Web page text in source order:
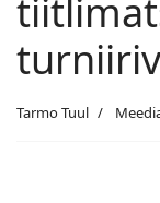
Tarmo Tuul